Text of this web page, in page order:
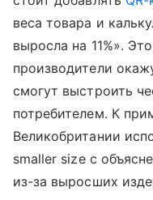
веса товара и
выросла на 11%».
производители
смогут выстроить
потребителем. К
Великобритании
smaller size с
из-за выросших